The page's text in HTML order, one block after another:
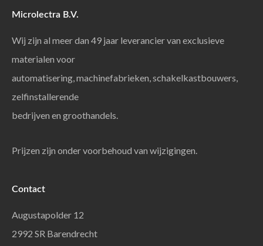
Microlectra B.V.
Wij zijn al meer dan 49 jaar leverancier van exclusieve
materialen voor
automatisering, machinefabrieken, schakelkastbouwers,
zelfinstallerende
bedrijven en groothandels.
Prijzen zijn onder voorbehoud van wijzigingen.
Contact
Augustapolder 12
2992 SR Barendrecht